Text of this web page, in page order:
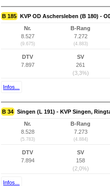
B 185 KVP OD Aschersleben (B 180) -
Nr.
8.527
(9.675)
B-Rang
7.272
(4.883)
DTV
7.897
SV
261
(3,3%)
Infos...
B 34 Singen (L 191) - KVP Singen,
Nr.
8.528
(5.783)
B-Rang
7.273
(4.884)
DTV
7.894
SV
158
(2,0%)
Infos...